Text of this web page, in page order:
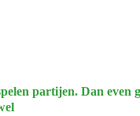
partijen. Dan even